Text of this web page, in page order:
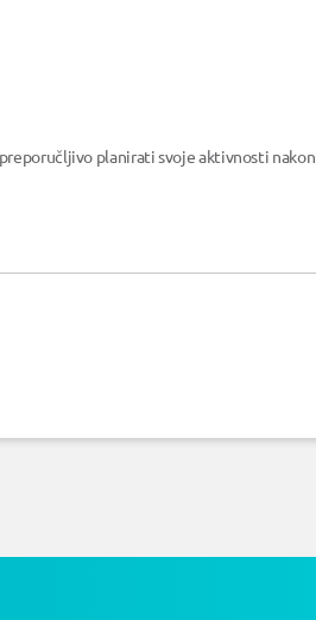
planirati svoje aktivnosti nakon